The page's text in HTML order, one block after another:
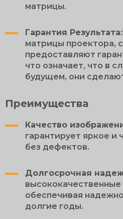
матрицы.
Гарантия Результата:
матрицы проектора,
предоставляют
что означает, что в
будущем, они
Преимущества
Качество
гарантирует яркое и
без дефектов.
Долгосрочная
высококачественные
обеспечивая
долгие годы.